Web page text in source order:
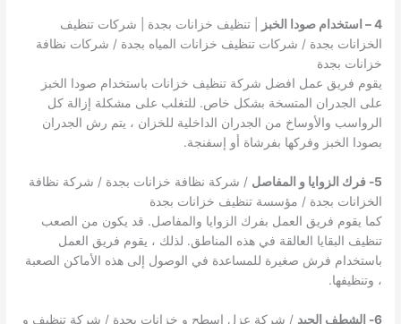
4 – استخدام صودا الخبز
| تنظيف خزانات بجدة | شركات تنظيف
الخزانات بجدة / شركات تنظيف خزانات المياه بجدة / شركات نظافة
خزانات بجدة
يقوم فريق عمل افضل شركة تنظيف خزانات باستخدام صودا الخبز
على الجدران المتسخة بشكل خاص. للتغلب على مشكلة إزالة كل
الرواسب والأوساخ من الجدران الداخلية للخزان ، يتم رش الجدران
بصودا الخبز وفركها بفرشاة أو إسفنجة.
5- فرك الزوايا و المفاصل
/ شركة نظافة خزانات بجدة / شركة نظافة
الخزانات بجدة / مؤسسة تنظيف خزانات بجدة
كما يقوم فريق العمل بفرك الزوايا والمفاصل. قد يكون من الصعب
تنظيف البقايا العالقة في هذه المناطق. لذلك ، يقوم فريق العمل
باستخدام فرش صغيرة للمساعدة في الوصول إلى هذه الأماكن الصعبة
، وتنظيفها.
6- الشطف الجيد / شركة عزل اسطح و خزانات بجدة / شركة تنظيف و